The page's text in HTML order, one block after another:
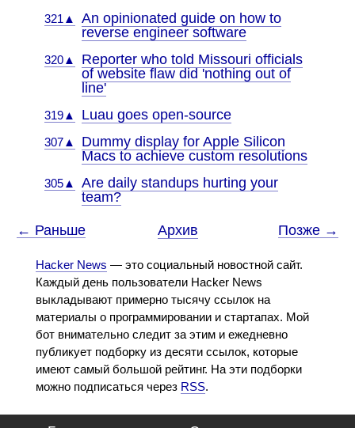
321▲
An opinionated guide on how to
reverse engineer software
320▲
Reporter who told Missouri officials
of website flaw did 'nothing out of
line'
319▲ Luau goes open-source
307▲
Dummy display for Apple Silicon
Macs to achieve custom resolutions
305▲
Are daily standups hurting your
team?
← Раньше Архив Позже →
Hacker News — это социальный новостной сайт.
Каждый день пользователи Hacker News
выкладывают примерно тысячу ссылок на
материалы о программировании и стартапах. Мой
бот внимательно следит за этим и ежедневно
публикует подборку из десяти ссылок, которые
имеют самый большой рейтинг. На эти подборки
можно подписаться через RSS.